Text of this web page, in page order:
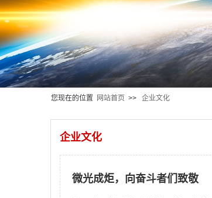
您现在的位置 网站首页 >> 企业文化
企业文化
微光成炬，向奋斗者们致敬